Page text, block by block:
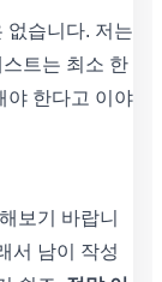
없습니다. 저는
트는 최소 한
야 한다고 이야
보기 바랍니
서 남이 작성